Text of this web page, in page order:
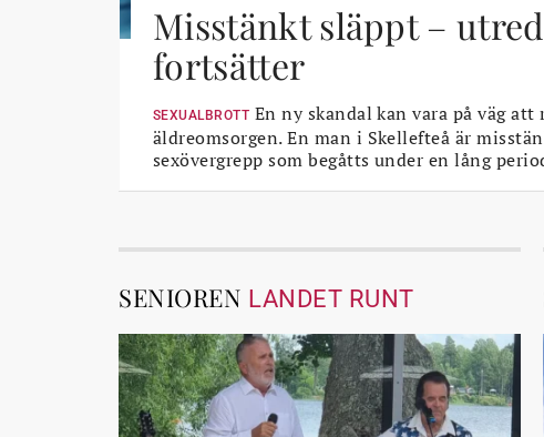
Misstänkt släppt –
fortsätter
SEXUALBROTT En ny skandal kan vara på väg
äldreomsorgen. En man i Skellefteå är
sexövergrepp som begåtts under en lång
SENIOREN LANDET RUNT